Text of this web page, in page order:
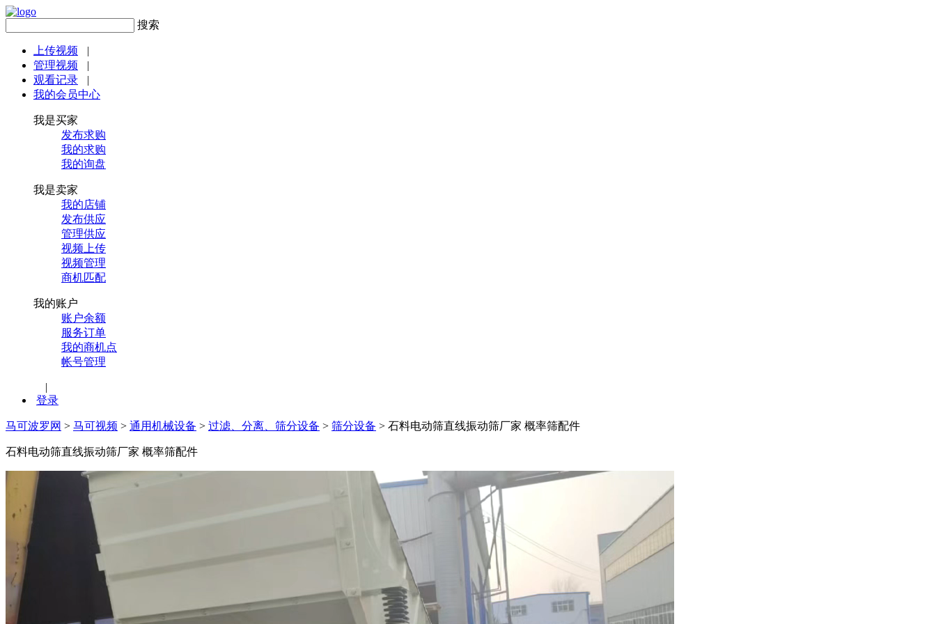
搜索
上传视频
|
管理视频
|
观看记录
|
我的会员中心
我是买家
发布求购
我的求购
我的询盘
我是卖家
我的店铺
发布供应
管理供应
视频上传
视频管理
商机匹配
我的账户
账户余额
服务订单
我的商机点
帐号管理
|
登录
马可波罗网 > 马可视频 > 通用机械设备 > 过滤、分离、筛分设备 > 筛分设备 > 石料电动筛直线振动筛厂家 概率筛配件
石料电动筛直线振动筛厂家 概率筛配件